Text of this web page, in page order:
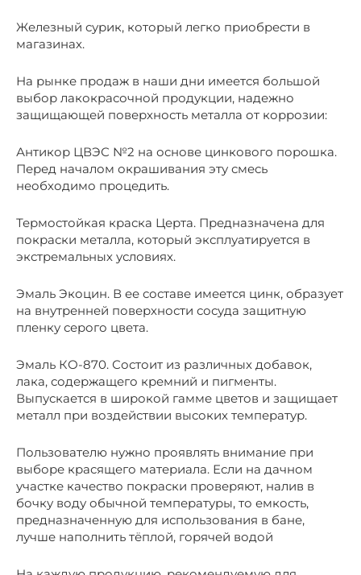
Железный сурик, который легко приобрести в
магазинах.
На рынке продаж в наши дни имеется большой
выбор лакокрасочной продукции, надежно
защищающей поверхность металла от коррозии:
Антикор ЦВЭС №2 на основе цинкового порошка.
Перед началом окрашивания эту смесь
необходимо процедить.
Термостойкая краска Церта. Предназначена для
покраски металла, который эксплуатируется в
экстремальных условиях.
Эмаль Экоцин. В ее составе имеется цинк, образует
на внутренней поверхности сосуда защитную
пленку серого цвета.
Эмаль КО-870. Состоит из различных добавок,
лака, содержащего кремний и пигменты.
Выпускается в широкой гамме цветов и защищает
металл при воздействии высоких температур.
Пользователю нужно проявлять внимание при
выборе красящего материала. Если на дачном
участке качество покраски проверяют, налив в
бочку воду обычной температуры, то емкость,
предназначенную для использования в бане,
лучше наполнить тёплой, горячей водой